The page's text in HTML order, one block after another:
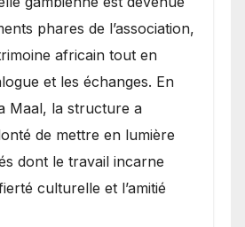
phares de l’association,
africain tout en
et les échanges. En
Maal, la structure a
de mettre en lumière
dont le travail incarne
culturelle et l’amitié